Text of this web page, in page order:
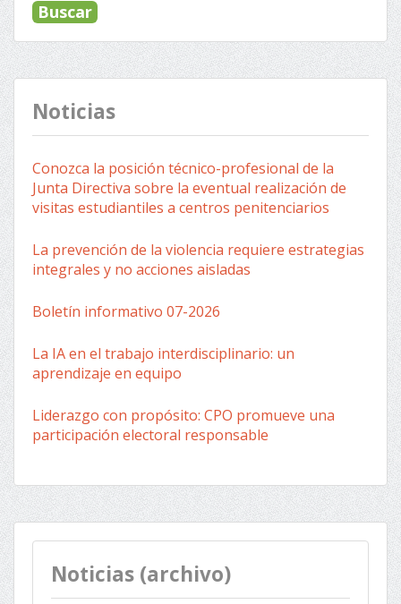
Noticias
Conozca la posición técnico-profesional de la
Junta Directiva sobre la eventual realización de
visitas estudiantiles a centros penitenciarios
La prevención de la violencia requiere estrategias
integrales y no acciones aisladas
Boletín informativo 07-2026
La IA en el trabajo interdisciplinario: un
aprendizaje en equipo
Liderazgo con propósito: CPO promueve una
participación electoral responsable
Noticias (archivo)